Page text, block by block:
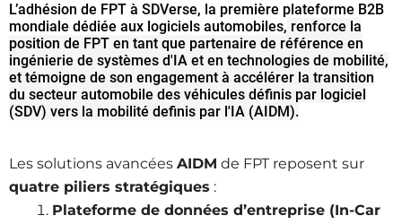
L’adhésion de FPT à SDVerse, la première plateforme B2B
mondiale dédiée aux logiciels automobiles, renforce la
position de FPT en tant que partenaire de référence en
ingénierie de systèmes d'IA et en technologies de mobilité,
et témoigne de son engagement à accélérer la transition
du secteur automobile des véhicules définis par logiciel
(SDV) vers la mobilité definis par l'IA (AIDM).
Les solutions avancées AIDM de FPT reposent sur
quatre piliers stratégiques :
Plateforme de données d’entreprise (In-Car